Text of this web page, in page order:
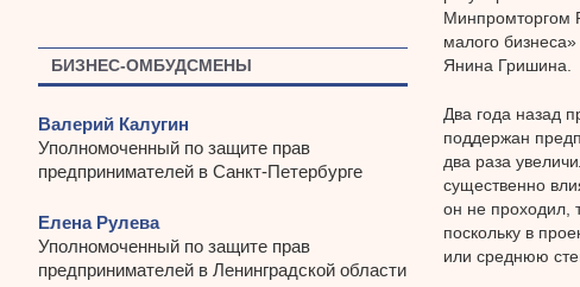
Минпромторгом
малого
Янина Гришина.
Два года назад
поддержан
два раза
существенно
он не проходил,
поскольку в
или среднюю
БИЗНЕС-ОМБУДСМЕНЫ
Валерий Калугин
Уполномоченный по защите прав
предпринимателей в Санкт-Петербурге
Елена Рулева
Уполномоченный по защите прав
предпринимателей в Ленинградской области